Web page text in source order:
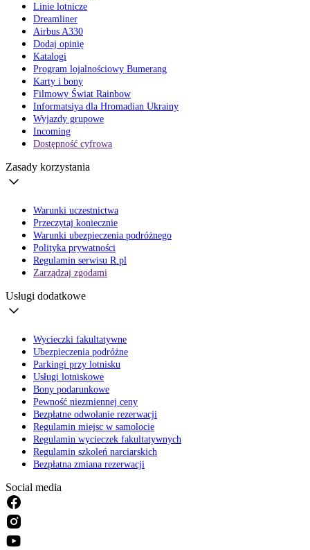
Linie lotnicze
Dreamliner
Airbus A330
Dodaj opinię
Katalogi
Program lojalnościowy Bumerang
Karty i bony
Filmowy Świat Rainbow
Informatsiya dla Hromadian Ukrainy
Wyjazdy grupowe
Incoming
Dostępność cyfrowa
Zasady korzystania
Warunki uczestnictwa
Przeczytaj koniecznie
Warunki ubezpieczenia podróżnego
Polityka prywatności
Regulamin serwisu R.pl
Zarządzaj zgodami
Usługi dodatkowe
Wycieczki fakultatywne
Ubezpieczenia podróżne
Parkingi przy lotnisku
Usługi lotniskowe
Bony podarunkowe
Pewność niezmiennej ceny
Bezpłatne odwołanie rezerwacji
Regulamin miejsc w samolocie
Regulamin wycieczek fakultatywnych
Regulamin szkoleń narciarskich
Bezpłatna zmiana rezerwacji
Social media